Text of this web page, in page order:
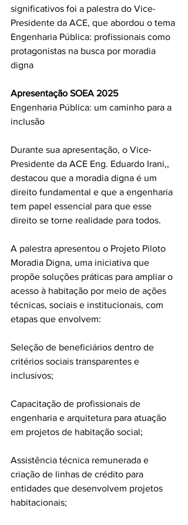
significativos foi a palestra do Vice-
Presidente da ACE, que abordou o tema
Engenharia Pública: profissionais como
protagonistas na busca por moradia
digna
Apresentação SOEA 2025
Engenharia Pública: um caminho para a
inclusão
Durante sua apresentação, o Vice-
Presidente da ACE Eng. Eduardo Irani,,
destacou que a moradia digna é um
direito fundamental e que a engenharia
tem papel essencial para que esse
direito se torne realidade para todos.
A palestra apresentou o Projeto Piloto
Moradia Digna, uma iniciativa que
propõe soluções práticas para ampliar o
acesso à habitação por meio de ações
técnicas, sociais e institucionais, com
etapas que envolvem:
Seleção de beneficiários dentro de
critérios sociais transparentes e
inclusivos;
Capacitação de profissionais de
engenharia e arquitetura para atuação
em projetos de habitação social;
Assistência técnica remunerada e
criação de linhas de crédito para
entidades que desenvolvem projetos
habitacionais;